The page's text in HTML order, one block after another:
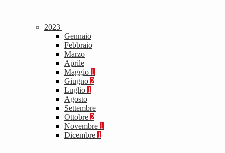
2023
Gennaio
Febbraio
Marzo
Aprile
Maggio 1
Giugno 2
Luglio 1
Agosto
Settembre
Ottobre 2
Novembre 1
Dicembre 1